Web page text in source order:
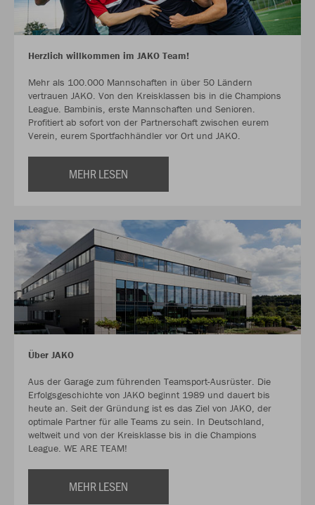
Herzlich willkommen im JAKO Team!
Mehr als 100.000 Mannschaften in über 50 Ländern
vertrauen JAKO. Von den Kreisklassen bis in die Champions
League. Bambinis, erste Mannschaften und Senioren.
Profitiert ab sofort von der Partnerschaft zwischen eurem
Verein, eurem Sportfachhändler vor Ort und JAKO.
MEHR LESEN
Über JAKO
Aus der Garage zum führenden Teamsport-Ausrüster. Die
Erfolgsgeschichte von JAKO beginnt 1989 und dauert bis
heute an. Seit der Gründung ist es das Ziel von JAKO, der
optimale Partner für alle Teams zu sein. In Deutschland,
weltweit und von der Kreisklasse bis in die Champions
League. WE ARE TEAM!
MEHR LESEN